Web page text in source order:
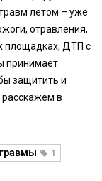
летом – уже
отравления,
площадках, ДТП с
принимает
защитить и
расскажем в
1